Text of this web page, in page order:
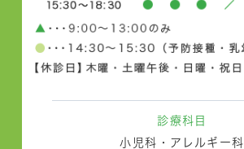
診療科目
小児科・アレルギー科